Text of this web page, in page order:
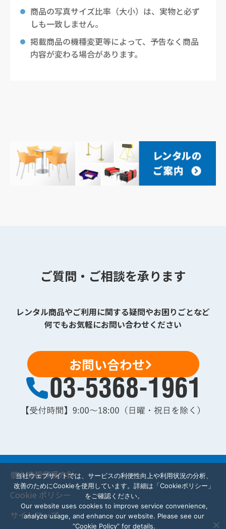
商品の写真サイズ比率（大小）は、実物と必ず
しも一致しません。
掲載商品の機種変更等によって、予告なく商品
内容が変わる場合があります。
ご質問・ご相談を承ります
レンタル商品やご利用に関する疑問やお困りごとなど
何でもお気軽にお問い合わせください
お問い合わせ
個人情報保護方針
Cookie ポリシー
サイトマップ
当社ウェブサイトでは、サービスの利便性向上や利用状況の分析、
改善のためにCookieを使用しています。詳細は「Cookieポリシー」
をご確認ください。
Our website uses cookies to improve service convenience,
analyze usage, and enhance our website. Please see our
“Cookie Policy” for details.